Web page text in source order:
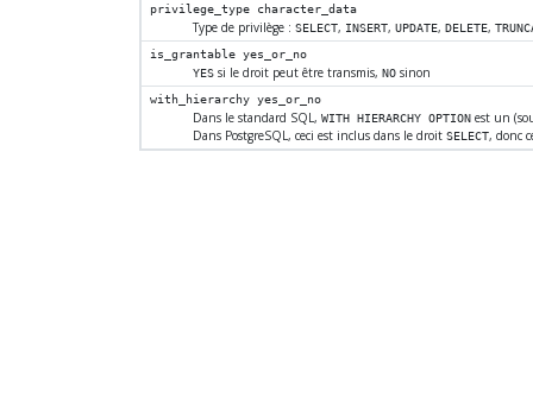
privilege_type character_data
Type de privilège : SELECT, INSERT, UPDATE, DELETE,
is_grantable yes_or_no
YESsi le droit peut être transmis, NOsinon
with_hierarchy yes_or_no
Dans le standard SQL, WITH HIERARCHY OPTIONest un
Dans PostgreSQL, ceci est inclus dans le droit SELECT, donc